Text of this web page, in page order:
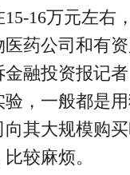
16万元左右
药公司和有
融投资报记
，一般都是
其大规模购
较麻烦。